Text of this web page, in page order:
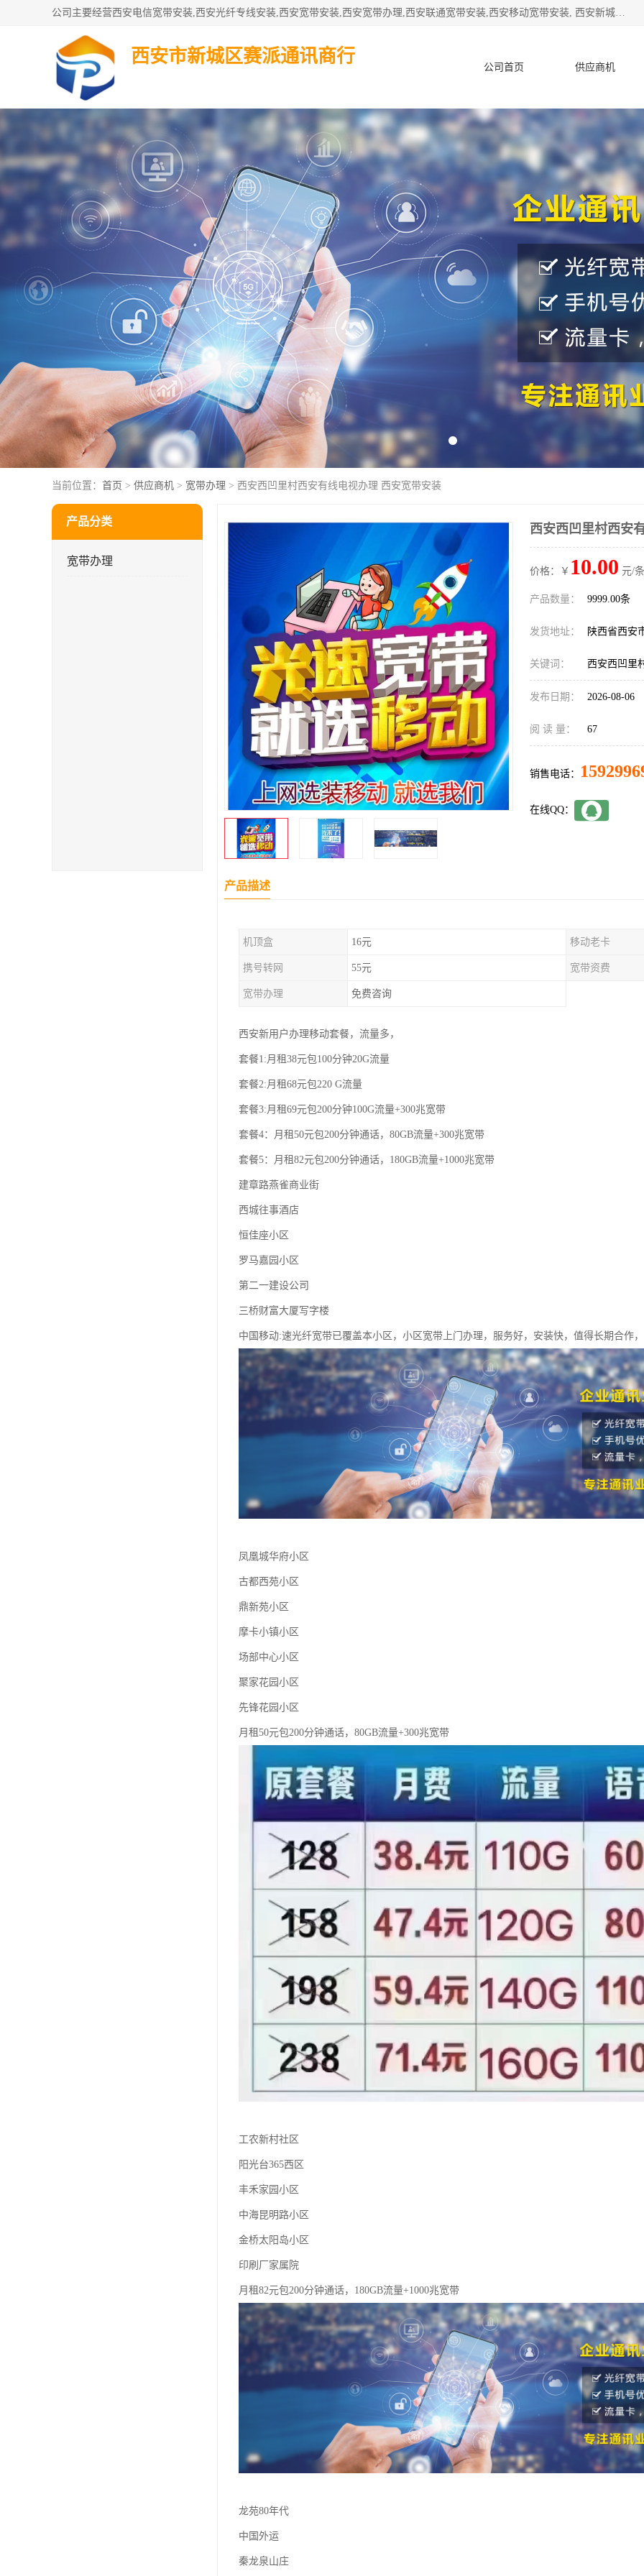
公司主要经营西安电信宽带安装,西安光纤专线安装,西安宽带安装,西安宽带办理,西安联通宽带安装,西安移动宽带安装, 西安新城赛派通讯商行从事西安地区的联通，移动，电信宽带安装，光纤专线安装，宽带办理等业务
西安市新城区赛派通讯商行
公司首页 供应商机
产品知识 客户案例
当前位置： 首页 > 供应商机 > 宽带办理 > 西安西凹里村西安有线电视办理 西安宽带安装
产品分类
宽带办理
西安西凹里村西安
价格：￥ 10.00 元/
产品数量： 9999.00条
发货地址： 陕西省西安
关键词： 西安西凹里
发布日期： 2026-08-06
阅 读 量： 67
销售电话：
在线QQ：
产品描述
机顶盒 16元 移动老卡
携号转网 55元 宽带资费
宽带办理 免费咨询
西安新用户办理移动套餐，流量多，
套餐1:月租38元包100分钟20G流量
套餐2:月租68元包220 G流量
套餐3:月租69元包200分钟100G流量+300兆宽带
套餐4：月租50元包200分钟通话，80GB流量+300兆宽带
套餐5：月租82元包200分钟通话，180GB流量+1000兆宽带
建章路燕雀商业街
西城往事酒店
恒佳座小区
罗马嘉园小区
第二一建设公司
三桥财富大厦写字楼
中国移动:速光纤宽带已覆盖本小区，小区宽带上门办理，服务好，安装快，值得长期合作
凤凰城华府小区
古都西苑小区
鼎新苑小区
摩卡小镇小区
场部中心小区
聚家花园小区
先锋花园小区
月租50元包200分钟通话，80GB流量+300兆宽带
工农新村社区
阳光台365西区
丰禾家园小区
中海昆明路小区
金桥太阳岛小区
印刷厂家属院
月租82元包200分钟通话，180GB流量+1000兆宽带
龙苑80年代
中国外运
秦龙泉山庄